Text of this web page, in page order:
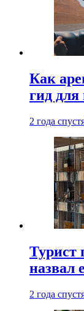
Как
гид
2 года
Турист
назвал
2 года